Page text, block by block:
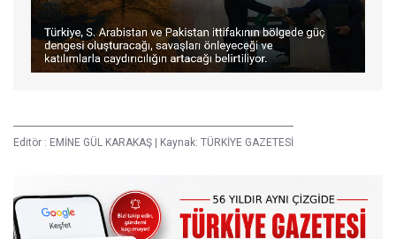
Editör : EMİNE GÜL KARAKAŞ Kaynak: TÜRKİYE GAZETESİ